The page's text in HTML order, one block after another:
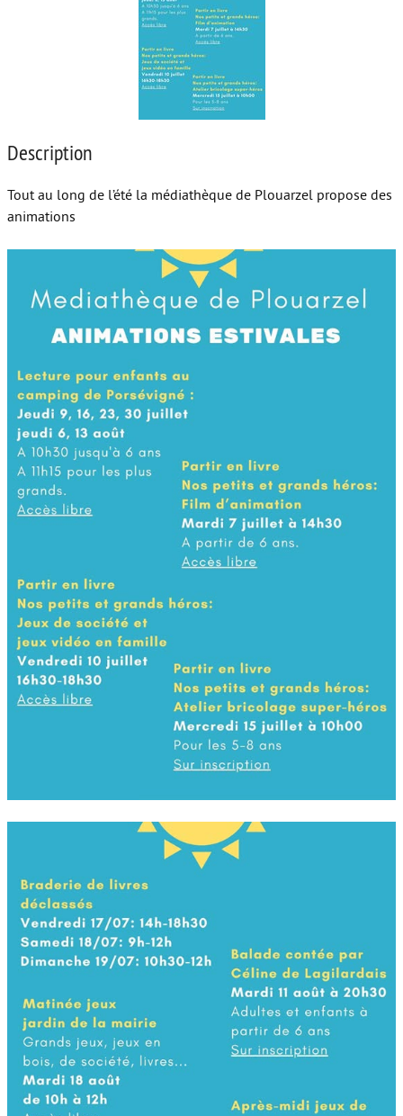
Vie de couple
Aide aux parents
Place aux grands-parents
Description
Tout au long de l’été la médiathèque de Plouarzel propose des
animations